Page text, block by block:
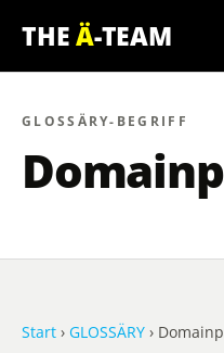
THEÄ-TEAM
GLOSSÄRY-BEGRIFF
Start › GLOSSÄRY ›